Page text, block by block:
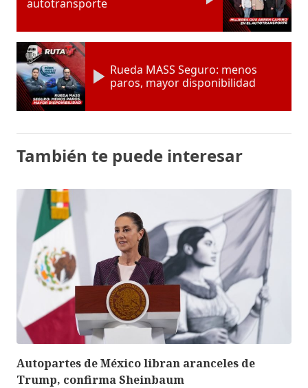
autotransporte
Rueda MASS Seguro: menos
paros, mayor disponibilidad
También te puede interesar
Autopartes de México libran aranceles de
Trump, confirma Sheinbaum